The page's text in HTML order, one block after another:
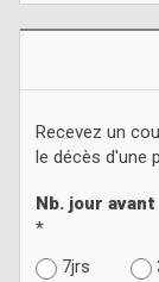
Recevez un
le décès d'une
Nb. jour avant
*
7jrs